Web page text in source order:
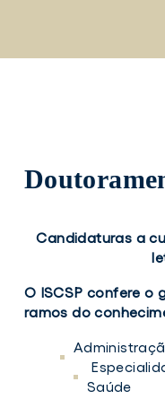
Candidaturas a
O ISCSP confere o
ramos do
Saúde